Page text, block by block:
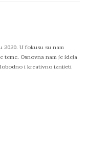
2020. U fokusu su nam
Osnovna nam je ideja
i kreativno iznijeti